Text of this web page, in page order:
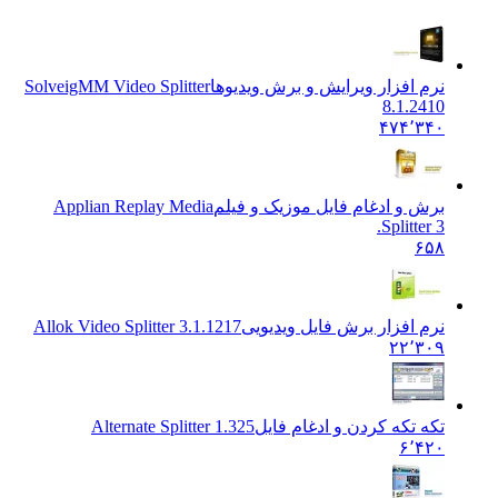
نرم افزار ویرایش و برش ویدیوها SolveigMM Video Splitter
8.1.2410
۴۷۴٬۳۴۰
برش و ادغام فایل موزیک و فیلم Applian Replay Media
Splitter 3.
نرم افزار برش فایل ویدیوییAllok Video Splitter 3.1.1217
۲۲٬۳۰۹
تکه تکه کردن و ادغام فایلAlternate Splitter 1.325